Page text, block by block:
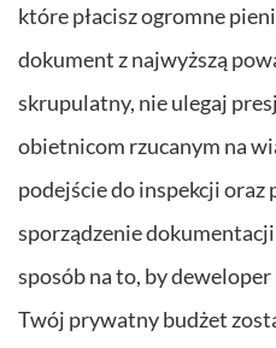
które płacisz ogromne
dokument z najwyższą
skrupulatny, nie ulegaj
obietnicom rzucanym na
podejście do inspekcji oraz
sporządzenie
sposób na to, by deweloper
Twój prywatny budżet